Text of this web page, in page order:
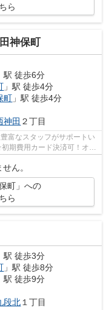
ら
神保町
駅 徒歩6分
」駅 徒歩4分
町 」駅 徒歩4分
神田 ２丁目
富なスタッフがサポートい
期費用カード決済可！オン
ん。
町」への
ら
駅 徒歩3分
」駅 徒歩8分
駅 徒歩9分
段北 １丁目